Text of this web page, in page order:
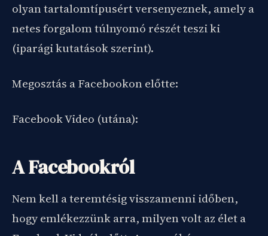
olyan tartalomtípusért versenyeznek, amely a
netes forgalom túlnyomó részét teszi ki
(iparági kutatások szerint).
Megosztás a Facebookon előtte:
Facebook Video (utána):
A Facebookról
Nem kell a teremtésig visszamenni időben,
hogy emlékezzünk arra, milyen volt az élet a